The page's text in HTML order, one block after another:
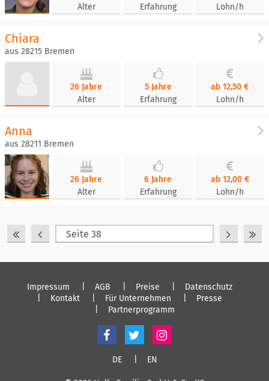
Alter
Erfahrung
Lohn/h
Chiara
aus 28215 Bremen
26 Jahre
Alter
5 Jahre
Erfahrung
ab 12,50 €
Lohn/h
Anna
aus 28211 Bremen
26 Jahre
Alter
6 Jahre
Erfahrung
ab 12,00 €
Lohn/h
Impressum AGB Preise
Datenschutz
Kontakt
Für Unternehmen
Presse
Partnerprogramm
DE EN